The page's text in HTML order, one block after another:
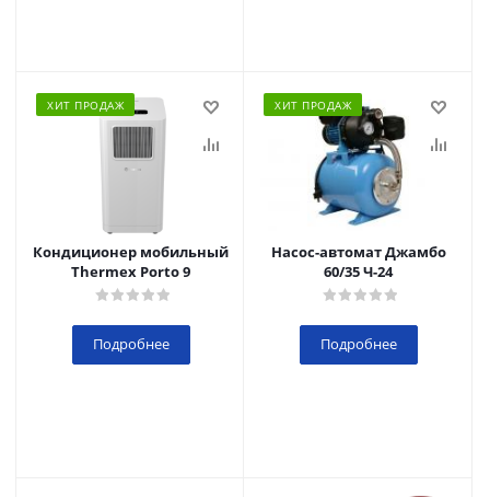
ХИТ ПРОДАЖ
Кондиционер мобильный
Thermex Porto 9
Подробнее
ХИТ ПРОДАЖ
Насос-автомат Джамбо
60/35 Ч-24
Подробнее